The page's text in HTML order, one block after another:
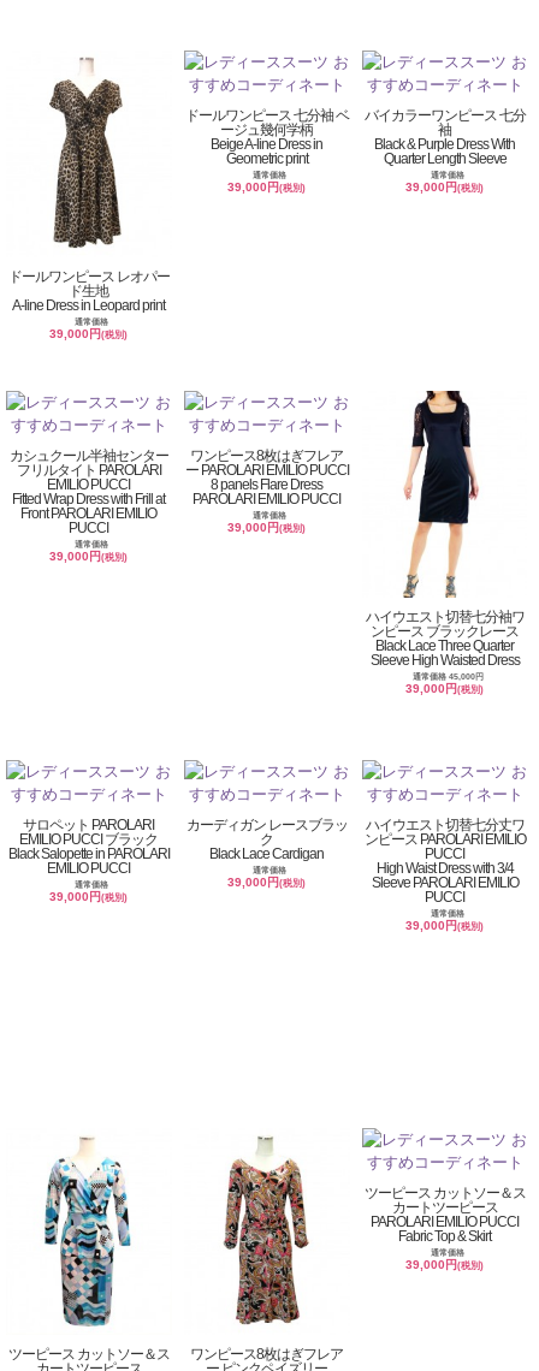
ドールワンピース レオパー
ド生地
A-line Dress in Leopard print
通常価格
39,000円(税別)
ドールワンピース 七分袖 ベ
ージュ幾何学柄
Beige A-line Dress in
Geometric print
通常価格
39,000円(税別)
バイカラーワンピース 七分
袖
Black & Purple Dress With
Quarter Length Sleeve
通常価格
39,000円(税別)
カシュクール半袖センター
フリルタイト PAROLARI
EMILIO PUCCI
Fitted Wrap Dress with Frill at
Front PAROLARI EMILIO
PUCCI
通常価格
39,000円(税別)
ワンピース8枚はぎフレア
ー PAROLARI EMILIO PUCCI
8 panels Flare Dress
PAROLARI EMILIO PUCCI
通常価格
39,000円(税別)
ハイウエスト切替七分袖ワ
ンピース ブラックレース
Black Lace Three Quarter
Sleeve High Waisted Dress
通常価格 45,000円
39,000円(税別)
サロペット PAROLARI
EMILIO PUCCI ブラック
Black Salopette in PAROLARI
EMILIO PUCCI
通常価格
39,000円(税別)
カーディガン レースブラッ
ク
Black Lace Cardigan
通常価格
39,000円(税別)
ハイウエスト切替七分丈ワ
ンピース PAROLARI EMILIO
PUCCI
High Waist Dress with 3/4
Sleeve PAROLARI EMILIO
PUCCI
通常価格
39,000円(税別)
ツーピース カットソー＆ス
ワンピース8枚はぎフレア
ツーピース カットソー＆ス
カートツーピース
PAROLARI EMILIO PUCCI
Fabric Top & Skirt
通常価格
39,000円(税別)